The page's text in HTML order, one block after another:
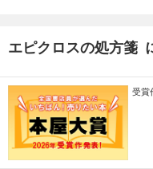
エピクロスの処方箋
受賞